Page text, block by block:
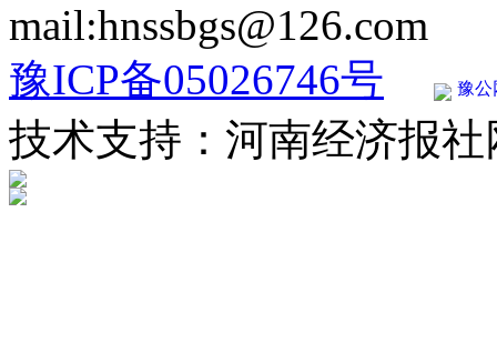
mail:hnssbgs@126.com
豫ICP备05026746号
豫公
技术支持：河南经济报社